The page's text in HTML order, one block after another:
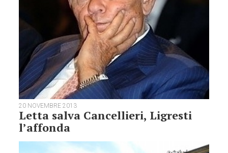
20 NOVEMBRE 2013
Letta salva Cancellieri, Ligresti
l’affonda